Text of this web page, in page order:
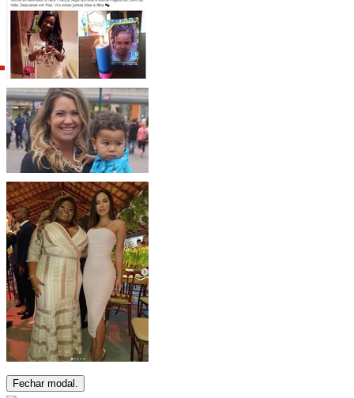
Fechar modal.